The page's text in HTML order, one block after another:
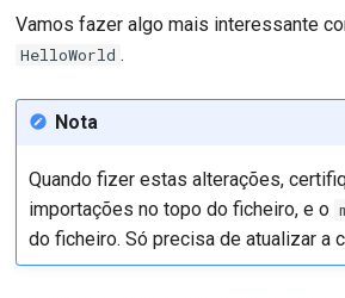
Vamos fazer algo mais interessante
HelloWorld .
Nota
Quando fizer estas alterações,
importações no topo do ficheiro, e o
do ficheiro. Só precisa de atualizar a